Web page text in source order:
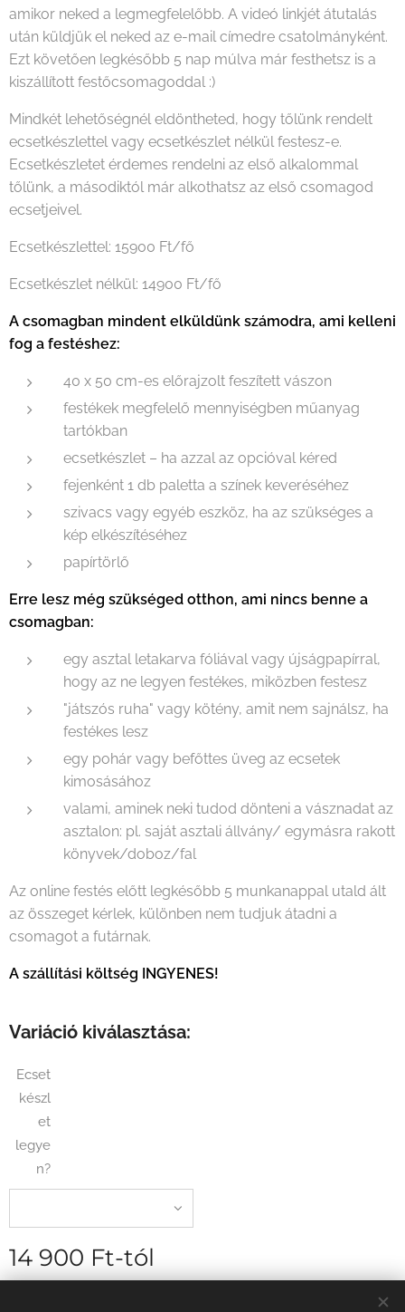
amikor neked a legmegfelelőbb. A videó linkjét átutalás
után küldjük el neked az e-mail címedre csatolmányként.
Ezt követően legkésőbb 5 nap múlva már festhetsz is a
kiszállított festőcsomagoddal :)
Mindkét lehetőségnél eldöntheted, hogy tőlünk rendelt
ecsetkészlettel vagy ecsetkészlet nélkül festesz-e.
Ecsetkészletet érdemes rendelni az első alkalommal
tőlünk, a másodiktól már alkothatsz az első csomagod
ecsetjeivel.
Ecsetkészlettel: 15900 Ft/fő
Ecsetkészlet nélkül: 14900 Ft/fő
A csomagban mindent elküldünk számodra, ami kelleni
fog a festéshez:
40 x 50 cm-es előrajzolt feszített vászon
festékek megfelelő mennyiségben műanyag
tartókban
ecsetkészlet – ha azzal az opcióval kéred
fejenként 1 db paletta a színek keveréséhez
szivacs vagy egyéb eszköz, ha az szükséges a
kép elkészítéséhez
papírtörlő
Erre lesz még szükséged otthon, ami nincs benne a
csomagban:
egy asztal letakarva fóliával vagy újságpapírral,
hogy az ne legyen festékes, miközben festesz
"játszós ruha" vagy kötény, amit nem sajnálsz, ha
festékes lesz
egy pohár vagy befőttes üveg az ecsetek
kimosásához
valami, aminek neki tudod dönteni a vásznadat az
asztalon: pl. saját asztali állvány/ egymásra rakott
könyvek/doboz/fal
Az online festés előtt legkésőbb 5 munkanappal utald ált
az összeget kérlek, különben nem tudjuk átadni a
csomagot a futárnak.
A szállítási költség INGYENES!
Variáció kiválasztása:
Ecset
készl
et
legye
n?
14 900 Ft-tól